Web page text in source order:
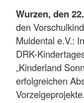
Wurzen, den
den
Muldental e.V.:
DRK-
„Kinderland
erfolgreichen